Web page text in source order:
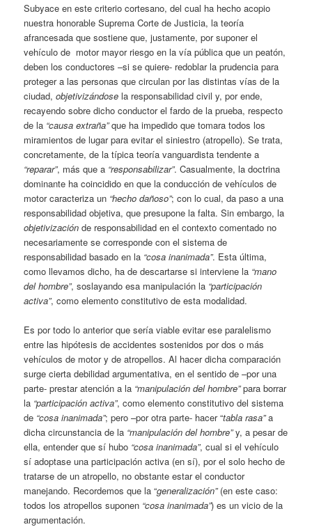
Subyace en este criterio cortesano, del cual ha hecho acopio
nuestra honorable Suprema Corte de Justicia, la teoría
afrancesada que sostiene que, justamente, por suponer el
vehículo de motor mayor riesgo en la vía pública que un peatón,
deben los conductores –si se quiere- redoblar la prudencia para
proteger a las personas que circulan por las distintas vías de la
ciudad,objetivizándose la responsabilidad civil y, por ende,
recayendo sobre dicho conductor el fardo de la prueba, respecto
de la “causa extraña”que ha impedido que tomara todos los
miramientos de lugar para evitar el siniestro (atropello). Se trata,
concretamente, de la típica teoría vanguardista tendente a
“reparar”, más que a “responsabilizar”. Casualmente, la doctrina
dominante ha coincidido en que la conducción de vehículos de
motor caracteriza un “hecho dañoso”; con lo cual, da paso a una
responsabilidad objetiva, que presupone la falta. Sin embargo, la
objetivización de responsabilidad en el contexto comentado no
necesariamente se corresponde con el sistema de
responsabilidad basado en la “cosa inanimada”. Esta última,
como llevamos dicho, ha de descartarse si interviene la “mano
del hombre”, soslayando esa manipulación la “participación
activa”, como elemento constitutivo de esta modalidad.
Es por todo lo anterior que sería viable evitar ese paralelismo
entre las hipótesis de accidentes sostenidos por dos o más
vehículos de motor y de atropellos. Al hacer dicha comparación
surge cierta debilidad argumentativa, en el sentido de –por una
parte- prestar atención a la “manipulación del hombre”para borrar
la “participación activa”, como elemento constitutivo del sistema
de “cosa inanimada”; pero –por otra parte- hacer “tabla rasa”a
dicha circunstancia de la “manipulación del hombre”y, a pesar de
ella, entender que sí hubo “cosa inanimada”, cual si el vehículo
sí adoptase una participación activa (en sí), por el solo hecho de
tratarse de un atropello, no obstante estar el conductor
manejando. Recordemos que la “generalización”(en este caso:
todos los atropellos suponen “cosa inanimada”) es un vicio de la
argumentación.